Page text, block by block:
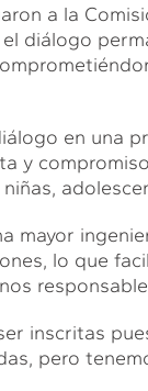
a la
diálogo
en una
y
mayor
lo que
inscritas
pero